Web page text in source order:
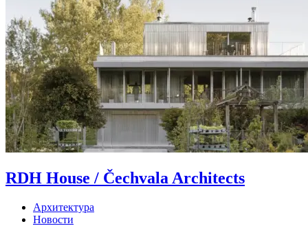
RDH House / Čechvala Architects
Архитектура
Новости